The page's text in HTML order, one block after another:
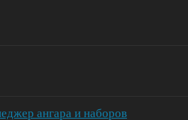
ангара и наборов